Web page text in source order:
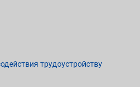
трудоустройству